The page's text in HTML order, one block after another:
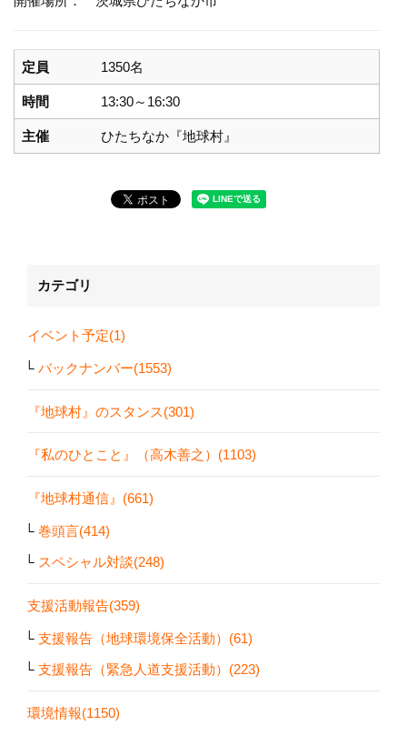
定員 1350名
時間 13:30～16:30
主催 ひたちなか『地球村』
カテゴリ
イベント予定(1)
バックナンバー(1553)
『地球村』のスタンス(301)
『私のひとこと』（高木善之）(1103)
『地球村通信』(661)
巻頭言(414)
スペシャル対談(248)
支援活動報告(359)
支援報告（地球環境保全活動）(61)
支援報告（緊急人道支援活動）(223)
環境情報(1150)